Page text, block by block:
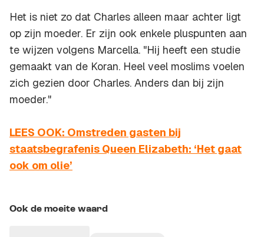
Het is niet zo dat Charles alleen maar achter ligt
op zijn moeder. Er zijn ook enkele pluspunten aan
te wijzen volgens Marcella. "Hij heeft een studie
gemaakt van de Koran. Heel veel moslims voelen
zich gezien door Charles. Anders dan bij zijn
moeder."
LEES OOK: Omstreden gasten bij
staatsbegrafenis Queen Elizabeth: ‘Het gaat
ook om olie’
Ook de moeite waard